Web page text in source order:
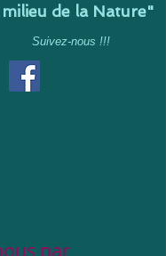
de la Nature"
Suivez-nous !!!
par